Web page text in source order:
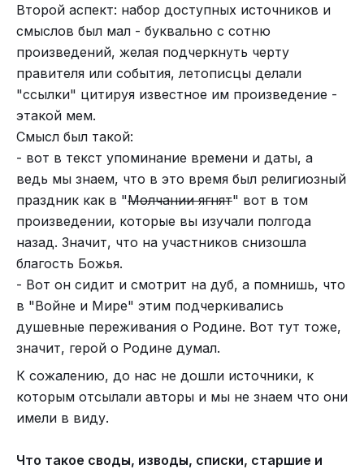
Второй аспект: набор доступных источников и
смыслов был мал - буквально с сотню
произведений, желая подчеркнуть черту
правителя или события, летописцы делали
"ссылки" цитируя известное им произведение -
этакой мем.
Смысл был такой:
- вот в текст упоминание времени и даты, а
ведь мы знаем, что в это время был религиозный
праздник как в "Молчании ягнят" вот в том
произведении, которые вы изучали полгода
назад. Значит, что на участников снизошла
благость Божья.
- Вот он сидит и смотрит на дуб, а помнишь, что
в "Войне и Мире" этим подчеркивались
душевные переживания о Родине. Вот тут тоже,
значит, герой о Родине думал.
К сожалению, до нас не дошли источники, к
которым отсылали авторы и мы не знаем что они
имели в виду.
Что такое своды, изводы, списки, старшие и